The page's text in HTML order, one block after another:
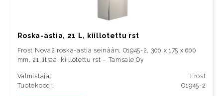
Roska-astia, 21 L, kiillotettu rst
Frost Nova2 roska-astia seinään, O1945-2, 300 x 175 x 600
mm, 21 litraa, kiillotettu rst – Tamsale Oy
Valmistaja:
Frost
Tuotekoodi:
O1945-2